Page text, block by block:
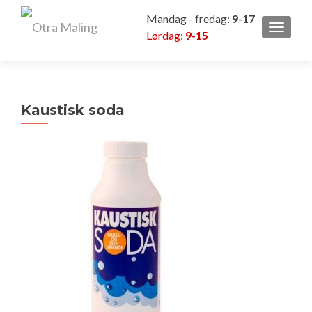
Mandag - fredag: 9-17
Lørdag: 9-15
Kaustisk soda